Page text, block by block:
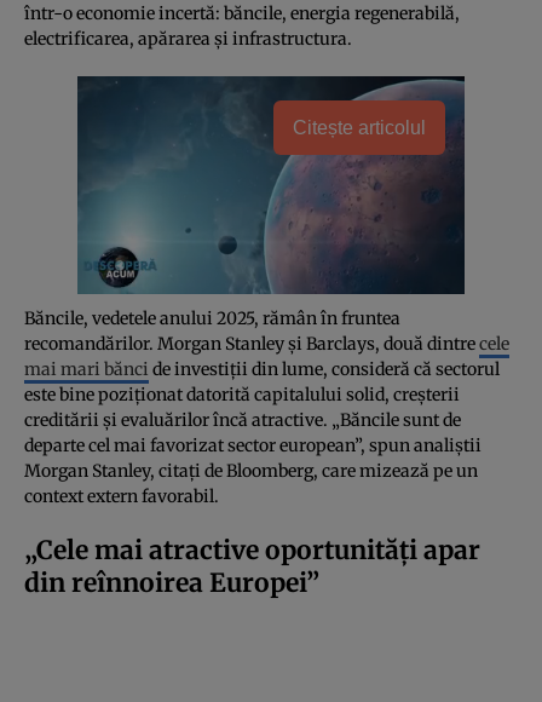
într-o economie incertă: băncile, energia regenerabilă,
electrificarea, apărarea și infrastructura.
Citește articolul
Băncile, vedetele anului 2025, rămân în fruntea
recomandărilor. Morgan Stanley și Barclays, două dintrecele
mai mari bănci de investiții din lume, consideră că sectorul
este bine poziționat datorită capitalului solid, creșterii
creditării și evaluărilor încă atractive. „Băncile sunt de
departe cel mai favorizat sector european”, spun analiștii
Morgan Stanley, citați de Bloomberg, care mizează pe un
context extern favorabil.
„Cele mai atractive oportunități apar
din reînnoirea Europei”